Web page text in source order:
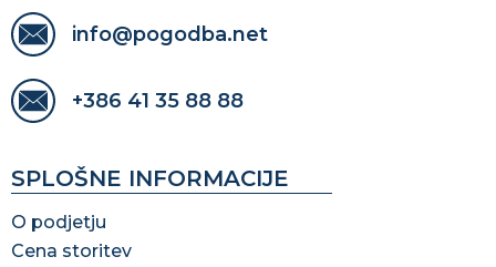
info@pogodba.net
+386 41 35 88 88
SPLOŠNE INFORMACIJE
O podjetju
Cena storitev